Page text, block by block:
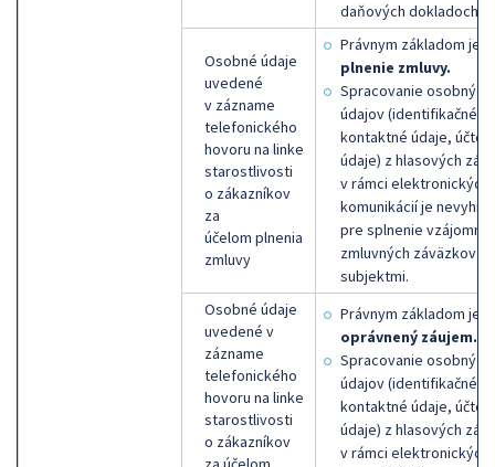
daňových dokladoch.
Osobné údaje
uvedené
v zázname
telefonického
hovoru na linke
starostlivosti
o zákazníkov
za
účelom plnenia
zmluvy
Právnym základom je
plnenie zmluvy.
Spracovanie osobných
údajov (identifikačné
kontaktné údaje,
údaje) z hlasových
v rámci elektronických
komunikácií je
pre splnenie
zmluvných záväzkov s
subjektmi.
Osobné údaje
uvedené v
zázname
telefonického
hovoru na linke
starostlivosti
o zákazníkov
Právnym základom je
oprávnený záujem.
Spracovanie osobných
údajov (identifikačné
kontaktné údaje,
údaje) z hlasových
v rámci elektronických